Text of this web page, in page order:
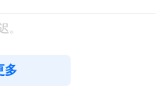
。
多